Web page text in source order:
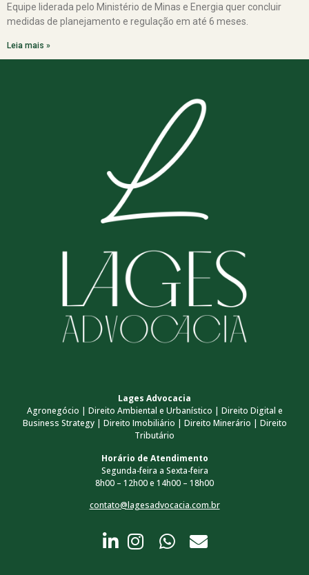
Equipe liderada pelo Ministério de Minas e Energia quer concluir
medidas de planejamento e regulação em até 6 meses.
Leia mais »
Lages Advocacia
Agronegócio | Direito Ambiental e Urbanístico | Direito Digital e
Business Strategy | Direito Imobiliário | Direito Minerário | Direito
Tributário
Horário de Atendimento
Segunda-feira a Sexta-feira
8h00 – 12h00 e 14h00 – 18h00
contato@lagesadvocacia.com.br